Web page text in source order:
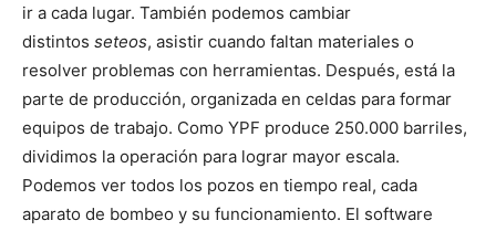
ir a cada lugar. También podemos cambiar
distintos seteos, asistir cuando faltan materiales o
resolver problemas con herramientas. Después, está la
parte de producción, organizada en celdas para formar
equipos de trabajo. Como YPF produce 250.000 barriles,
dividimos la operación para lograr mayor escala.
Podemos ver todos los pozos en tiempo real, cada
aparato de bombeo y su funcionamiento. El software